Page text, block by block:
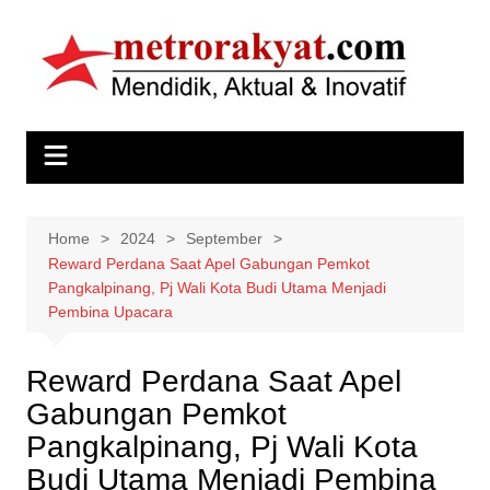
content
Home 2024
September
Reward Perdana Saat Apel Gabungan Pemkot
Pangkalpinang, Pj Wali Kota Budi Utama Menjadi
Pembina Upacara
Reward Perdana Saat Apel
Gabungan Pemkot
Pangkalpinang, Pj Wali Kota
Budi Utama Menjadi Pembina